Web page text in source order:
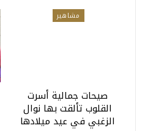
مشاهير
صيحات جمالية أسرت
القلوب تألقت بها نوال
الزغبي في عيد ميلادها